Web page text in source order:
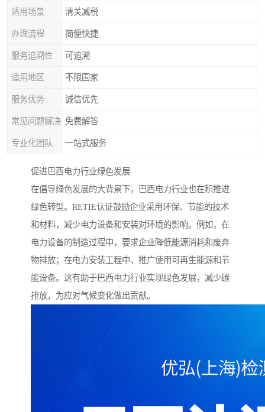
适用场景 清关减税
办理流程 简便快捷
服务追溯性 可追溯
适用地区 不限国家
服务优势 诚信优先
常见问题解决 免费解答
专业化团队 一站式服务
促进巴西电力行业绿色发展
在倡导绿色发展的大背景下，巴西电力行业也在积推进
绿色转型。RETIE认证鼓励企业采用环保、节能的技术
和材料，减少电力设备和安装对环境的影响。例如，在
电力设备的制造过程中，要求企业降低能源消耗和废弃
物排放；在电力安装工程中，推广使用可再生能源和节
能设备。这有助于巴西电力行业实现绿色发展，减少碳
排放，为应对气候变化做出贡献。